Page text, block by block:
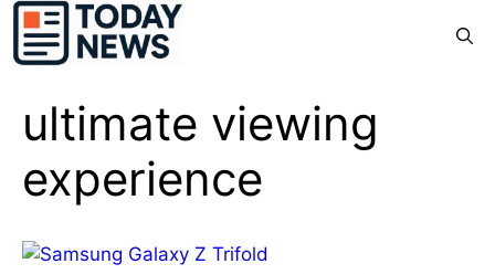
Skip
content
ultimate viewing
experience